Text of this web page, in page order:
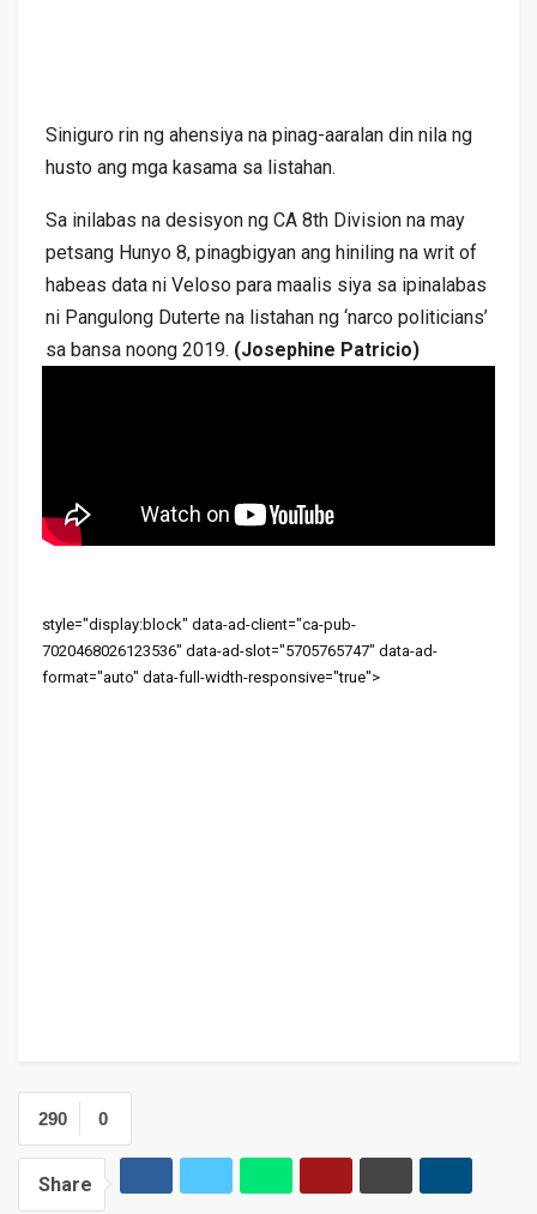
Siniguro rin ng ahensiya na pinag-aaralan din nila ng
husto ang mga kasama sa listahan.
Sa inilabas na desisyon ng CA 8th Division na may
petsang Hunyo 8, pinagbigyan ang hiniling na writ of
habeas data ni Veloso para maalis siya sa ipinalabas
ni Pangulong Duterte na listahan ng ‘narco politicians’
sa bansa noong 2019. (Josephine Patricio)
style="display:block" data-ad-client="ca-pub-
7020468026123536" data-ad-slot="5705765747" data-ad-
format="auto" data-full-width-responsive="true">
0
290
Share